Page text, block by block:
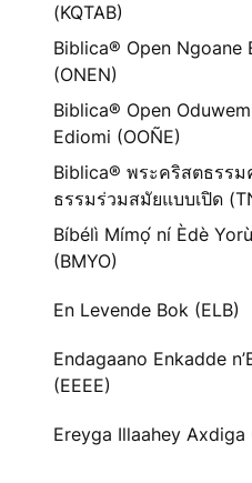
(KQTAB)
Biblica® Open Ngoane
(ONEN)
Biblica® Open
Ediomi (OOÑE)
Biblica® พระคริสตธรร
ธรรมร่วมสมัยแบบเปิด
Bíbélì Mímọ́ ní Èdè
(BMYO)
En Levende Bok (ELB)
Endagaano Enkadde
(EEEE)
Ereyga Illaahey Axdiga